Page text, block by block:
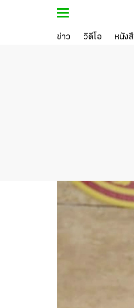
ข่าว วิดีโอ หนัง